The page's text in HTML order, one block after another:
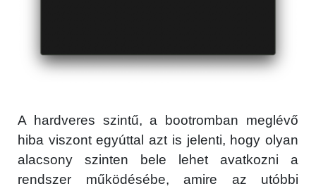
A hardveres szintű, a bootromban meglévő
hiba viszont egyúttal azt is jelenti, hogy olyan
alacsony szinten bele lehet avatkozni a
rendszer működésébe, amire az utóbbi